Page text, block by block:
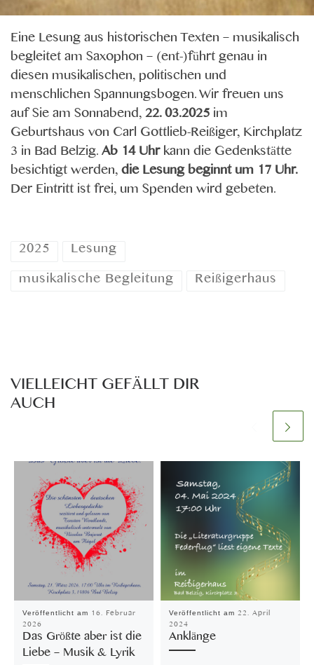
Eine Lesung aus historischen Texten – musikalisch
begleitet am Saxophon – (ent-)führt genau in
diesen musikalischen, politischen und
menschlichen Spannungsbogen. Wir freuen uns
auf Sie am Sonnabend,22. 03.2025 im
Geburtshaus von Carl Gottlieb-Reißiger, Kirchplatz
3 in Bad Belzig.Ab 14 Uhrkann die Gedenkstätte
besichtigt werden,die Lesung beginnt um 17 Uhr.
Der Eintritt ist frei, um Spenden wird gebeten.
2025
Lesung
musikalische Begleitung
Reißigerhaus
VIELLEICHT GEFÄLLT DIR
AUCH
Veröffentlicht am 16. Februar
2026
Das Größte aber ist die
Liebe – Musik & Lyrik
Veröffentlicht am 22. April
2024
Anklänge